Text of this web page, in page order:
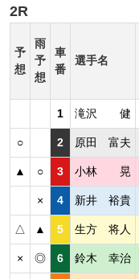
2R
予
想
雨
予
想
車
番
選手名
1 滝沢 健
○ 2 原田 富夫
▲ ○ 3 小林 晃
× 4 新井 裕貴
△ ▲ 5 生方 将人
× ◎ 6 鈴木 幸治